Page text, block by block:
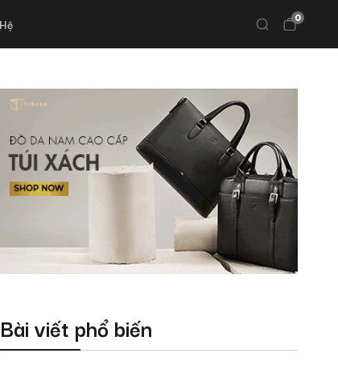
0
Bài viết phổ biến